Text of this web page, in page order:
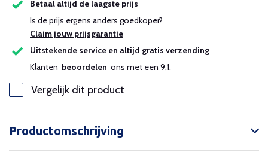
Betaal altijd de laagste prijs
Is de prijs ergens anders goedkoper?
Claim jouw prijsgarantie
Uitstekende service en altijd gratis verzending
Klanten beoordelen ons met een 9,1.
Vergelijk dit product
Productomschrijving